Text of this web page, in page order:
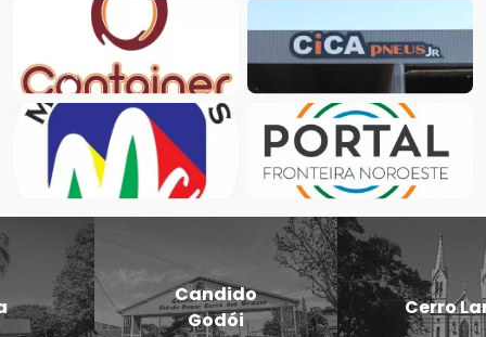
Candido
Godói
Cerro Largo